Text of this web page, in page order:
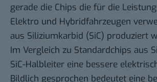
gerade die Chips die für die
Elektro und Hybridfahrzeugen
aus Siliziumkarbid (SiC) produziert
Im Vergleich zu Standardchips aus
SiC-Halbleiter eine bessere
Bildlich gesprochen bedeutet eine